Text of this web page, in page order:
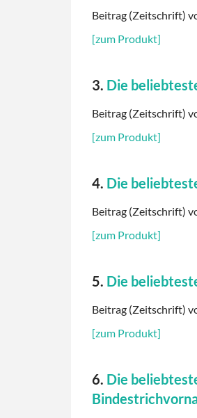
Beitrag (Zeitschrift)
[zum Produkt]
3. Die
Beitrag (Zeitschrift)
[zum Produkt]
4. Die
Beitrag (Zeitschrift)
[zum Produkt]
5. Die
Beitrag (Zeitschrift)
[zum Produkt]
6. Die